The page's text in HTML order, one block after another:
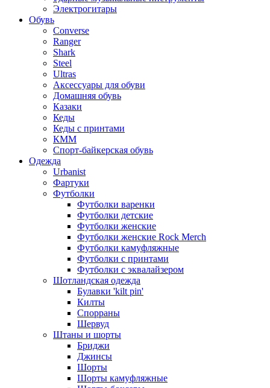
Электрогитары
Обувь
Converse
Ranger
Shark
Steel
Ultras
Аксессуары для обуви
Домашняя обувь
Казаки
Кеды
Кеды с принтами
КММ
Спорт-байкерская обувь
Одежда
Urbanist
Фартуки
Футболки
Футболки варенки
Футболки детские
Футболки женские
Футболки женские Rock Merch
Футболки камуфляжные
Футболки с принтами
Футболки с эквалайзером
Шотландская одежда
Булавки 'kilt pin'
Килты
Спорраны
Шервуд
Штаны и шорты
Бриджи
Джинсы
Шорты
Шорты камуфляжные